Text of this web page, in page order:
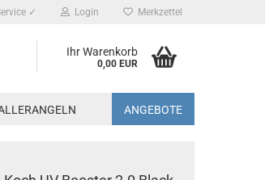
✓ Login Merkzettel
Ihr Warenkorb
0,00 EUR
ANGEBOTE